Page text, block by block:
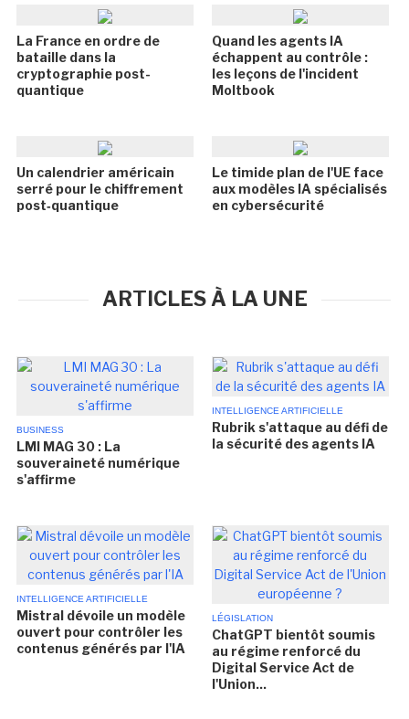
La France en ordre de
bataille dans la
cryptographie post-
quantique
Quand les agents IA
échappent au contrôle :
les leçons de l'incident
Moltbook
Un calendrier américain
serré pour le chiffrement
post‑quantique
Le timide plan de l'UE face
aux modèles IA spécialisés
en cybersécurité
ARTICLES À LA UNE
BUSINESS
LMI MAG 30 : La
souveraineté numérique
s'affirme
INTELLIGENCE ARTIFICIELLE
Rubrik s'attaque au défi de
la sécurité des agents IA
INTELLIGENCE ARTIFICIELLE
Mistral dévoile un modèle
ouvert pour contrôler les
contenus générés par l'IA
LÉGISLATION
ChatGPT bientôt soumis
au régime renforcé du
Digital Service Act de
l'Union...